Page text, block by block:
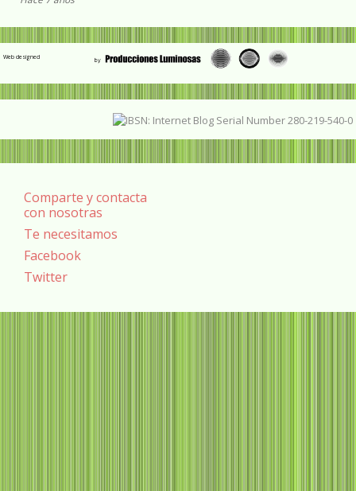
Web designed
Comparte y contacta
con nosotras
Te necesitamos
Facebook
Twitter